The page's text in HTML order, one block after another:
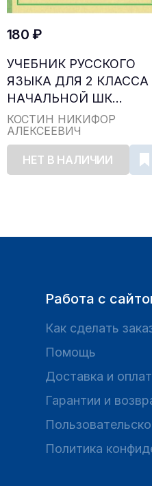
180 ₽
УЧЕБНИК РУССКОГО
ЯЗЫКА ДЛЯ 2 КЛАССА
НАЧАЛЬНОЙ ШК...
КОСТИН НИКИФОР
АЛЕКСЕЕВИЧ
НЕТ В НАЛИЧИИ
Работа с
Как сделать
Помощь
Доставка и
Гарантии и
Политика